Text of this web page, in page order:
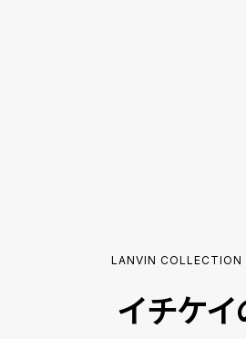
LANVIN COLLECTION
イチケ